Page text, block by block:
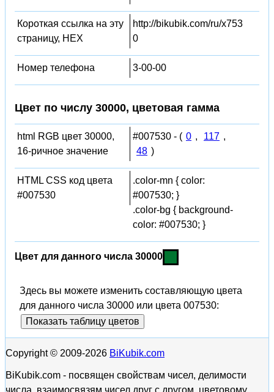
Короткая ссылка на эту
страницу, HEX
http://bikubik.com/ru/x753
0
Номер телефона 3-00-00
Цвет по числу 30000, цветовая гамма
html RGB цвет 30000,
16-ричное значение
#007530 - ( 0 , 117 ,
48 )
HTML CSS код цвета
#007530
.color-mn { color:
#007530; }
.color-bg { background-
color: #007530; }
Цвет для данного числа 30000
Здесь вы можете изменить составляющую цвета
для данного числа 30000 или цвета 007530:
Показать таблицу цветов
Copyright © 2009-2026 BiKubik.com
BiKubik.com - посвящен свойствам чисел, делимости
числа, взаимосвязям чисел друг с другом, цветовому